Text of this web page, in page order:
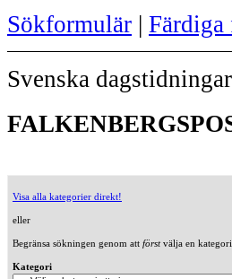
Sökformulär | Färdiga
Svenska
Visa alla kategorier direkt!
eller
Begränsa sökningen genom att förstvälja en kategori
Kategori